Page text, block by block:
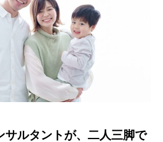
サルタントが、二人三脚で